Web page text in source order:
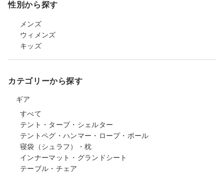
性別から探す
メンズ
ウィメンズ
キッズ
カテゴリーから探す
ギア
すべて
テント・タープ・シェルター
テントペグ・ハンマー・ロープ・ポール
寝袋（シュラフ）・枕
インナーマット・グランドシート
テーブル・チェア